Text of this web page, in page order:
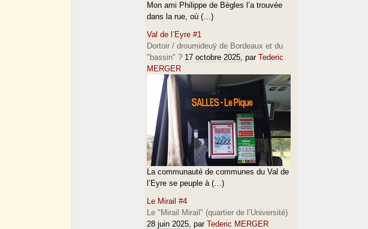
Mon ami Philippe de Bègles l’a trouvée
dans la rue, où (…)
Val de l’Eyre #1
Dortoir / droumideuÿ de Bordeaux et du
"bassin" ? 17 octobre 2025, par Tederic
MERGER
La communauté de communes du Val de
l’Eyre se peuple à (…)
Le Mirail #4
Le "Mirail Mirail" (quartier de l’Université)
28 juin 2025, par Tederic MERGER